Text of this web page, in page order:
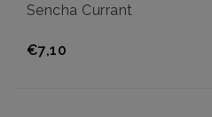
Sencha Currant
€7,10